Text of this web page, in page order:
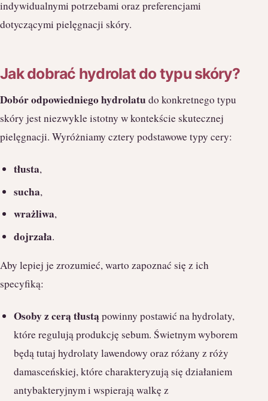
indywidualnymi potrzebami oraz preferencjami
dotyczącymi pielęgnacji skóry.
Jak dobrać hydrolat do typu skóry?
Dobór odpowiedniego hydrolatudo konkretnego typu
skóry jest niezwykle istotny w kontekście skutecznej
pielęgnacji. Wyróżniamy cztery podstawowe typy cery:
tłusta,
sucha,
wrażliwa,
dojrzała.
Aby lepiej je zrozumieć, warto zapoznać się z ich
specyfiką:
Osoby z cerą tłustą powinny postawić na hydrolaty,
które regulują produkcję sebum. Świetnym wyborem
będą tutaj hydrolaty lawendowy oraz różany z róży
damasceńskiej, które charakteryzują się działaniem
antybakteryjnym i wspierają walkę z